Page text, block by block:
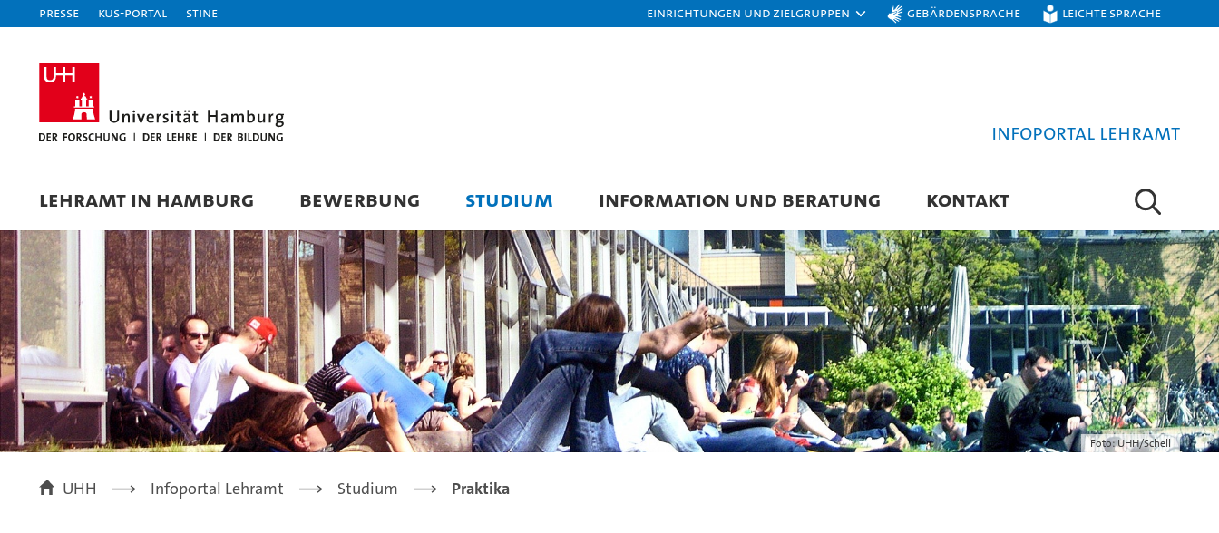
Presse KUS-Portal STiNE Einrichtungen und Zielgruppen Gebärdensprache Leichte Sprache
Infoportal Lehramt
LEHRAMT IN HAMBURG BEWERBUNG STUDIUM INFORMATION UND BERATUNG KONTAKT
Foto: UHH/Schell
UHH Infoportal Lehramt Studium Praktika